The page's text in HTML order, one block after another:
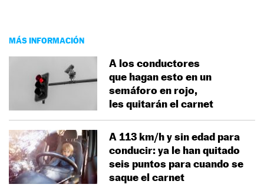
MÁS INFORMACIÓN
A los conductores
que hagan esto en un
semáforo en rojo,
les quitarán el carnet
A 113 km/h y sin edad para
conducir: ya le han quitado
seis puntos para cuando se
saque el carnet